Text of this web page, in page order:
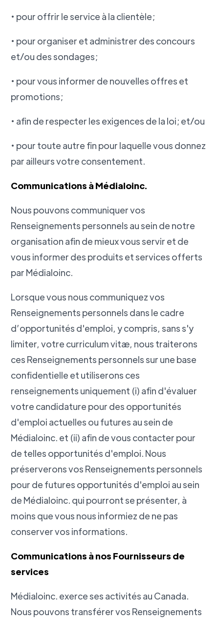
• pour offrir le service à la clientèle;
• pour organiser et administrer des concours
et/ou des sondages;
• pour vous informer de nouvelles offres et
promotions;
• afin de respecter les exigences de la loi; et/ou
• pour toute autre fin pour laquelle vous donnez
par ailleurs votre consentement.
Communications à Médialoinc.
Nous pouvons communiquer vos
Renseignements personnels au sein de notre
organisation afin de mieux vous servir et de
vous informer des produits et services offerts
par Médialoinc.
Lorsque vous nous communiquez vos
Renseignements personnels dans le cadre
d’opportunités d'emploi, y compris, sans s'y
limiter, votre curriculum vitæ, nous traiterons
ces Renseignements personnels sur une base
confidentielle et utiliserons ces
renseignements uniquement (i) afin d'évaluer
votre candidature pour des opportunités
d'emploi actuelles ou futures au sein de
Médialoinc. et (ii) afin de vous contacter pour
de telles opportunités d'emploi. Nous
préserverons vos Renseignements personnels
pour de futures opportunités d'emploi au sein
de Médialoinc. qui pourront se présenter, à
moins que vous nous informiez de ne pas
conserver vos informations.
Communications à nos Fournisseurs de
services
Médialoinc. exerce ses activités au Canada.
Nous pouvons transférer vos Renseignements